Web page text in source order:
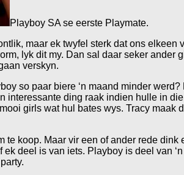
Playboy SA se eerste Playmate.
maar ek twyfel sterk dat ons elkeen
lyk dit my. Dan sal daar seker ander
verskyn.
so paar biere ‘n maand minder
interessante ding raak indien hulle in
girls wat hul bates wys. Tracy maak
koop. Maar vir een of ander rede dink
deel is van iets. Playboy is deel van